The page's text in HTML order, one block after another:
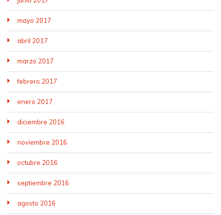
mayo 2017
abril 2017
marzo 2017
febrero 2017
enero 2017
diciembre 2016
noviembre 2016
octubre 2016
septiembre 2016
agosto 2016